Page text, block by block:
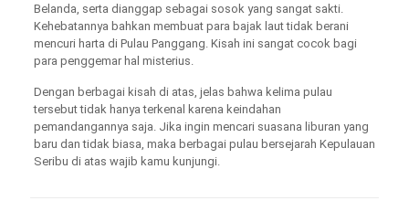
Belanda, serta dianggap sebagai sosok yang sangat sakti.
Kehebatannya bahkan membuat para bajak laut tidak berani
mencuri harta di Pulau Panggang. Kisah ini sangat cocok bagi
para penggemar hal misterius.
Dengan berbagai kisah di atas, jelas bahwa kelima pulau
tersebut tidak hanya terkenal karena keindahan
pemandangannya saja. Jika ingin mencari suasana liburan yang
baru dan tidak biasa, maka berbagai pulau bersejarah Kepulauan
Seribu di atas wajib kamu kunjungi.